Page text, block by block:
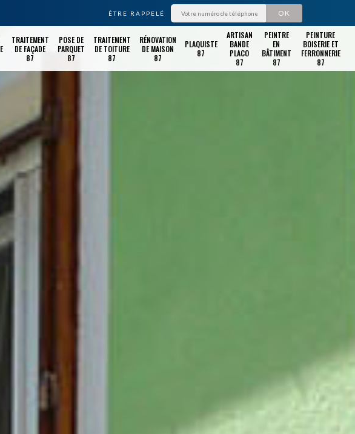
ÊTRE RAPPELÉ
TRAITEMENT
DE FAÇADE
87
POSE DE
PARQUET
87
TRAITEMENT
DE TOITURE
87
RÉNOVATION
DE MAISON
87
PLAQUISTE
87
ARTISAN
BANDE
PLACO
87
PEINTRE
EN
BÂTIMENT
87
PEINTURE
BOISERIE ET
FERRONNERIE
87